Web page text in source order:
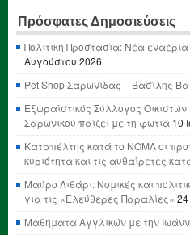
Πρόσφατες Δημοσιεύσεις
Πολιτική Προστασία: Νέα
Αυγούστου 2026
Pet Shop Σαρωνίδας – Βασίλης
Εξωραϊστικός Σύλλογος
Σαρωνικού παίζει με τη φωτιά 10
Καταπέλτης κατά το ΝΟΜΛ οι
κυριότητα και τις αυθαίρετες
Μαύρο Λιθάρι: Νομικές και
για τις «Ελεύθερες Παραλίες» 24
Μαθήματα Αγγλικών με την